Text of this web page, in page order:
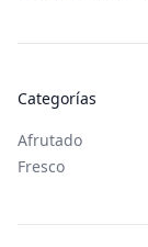
Categorías
Afrutado
Fresco